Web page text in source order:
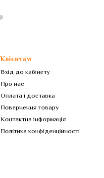
Клієнтам
Вхід до кабінету
Про нас
Оплата і доставка
Повернення товару
Контактна інформація
Політика конфіденційності